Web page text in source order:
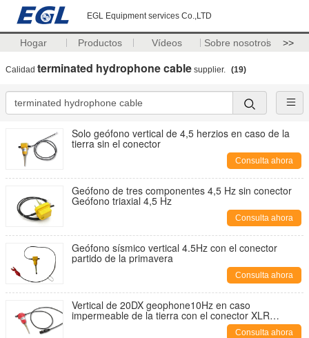
EGL Equipment services Co.,LTD
Hogar Productos Vídeos Sobre nosotros >>
Calidad terminated hydrophone cable supplier. (19)
Solo geófono vertical de 4,5 herzios en caso de la
tierra sin el conector
Consulta ahora
Geófono de tres componentes 4,5 Hz sin conector
Geófono triaxial 4,5 Hz
Consulta ahora
Geófono sísmico vertical 4.5Hz con el conector
partido de la primavera
Consulta ahora
Vertical de 20DX geophone10Hz en caso
impermeable de la tierra con el conector XLR
Consulta ahora